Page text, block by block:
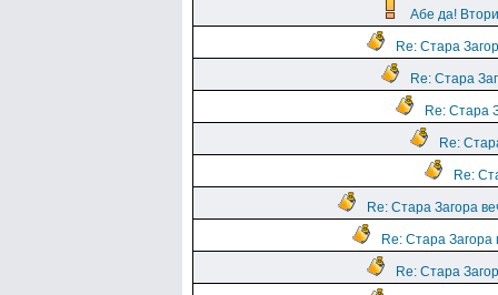
Абе да!
Re: Стара
Re: Стара
Re: Стара
Re:
Re:
Re: Стара Загора
Re: Стара Загора
Re: Стара